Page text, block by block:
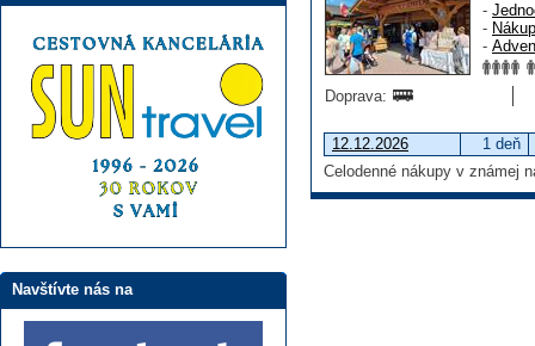
-
-
-
Doprava:
12.12.2026
1 deň
Celodenné nákupy v známej
Navštívte nás na